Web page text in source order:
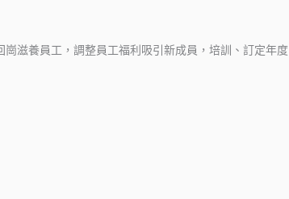
滋養員工，調整員工福利吸引新成員，培訓、訂定年